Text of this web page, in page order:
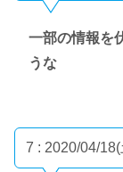
一部の情報を
うな
7 : 2020/04/